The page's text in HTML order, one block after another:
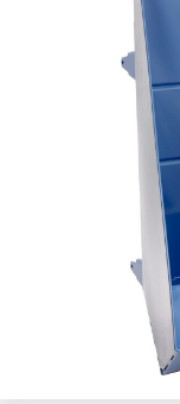
Profilio informacija